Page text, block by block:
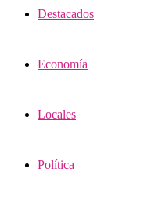
Destacados
Economía
Locales
Política